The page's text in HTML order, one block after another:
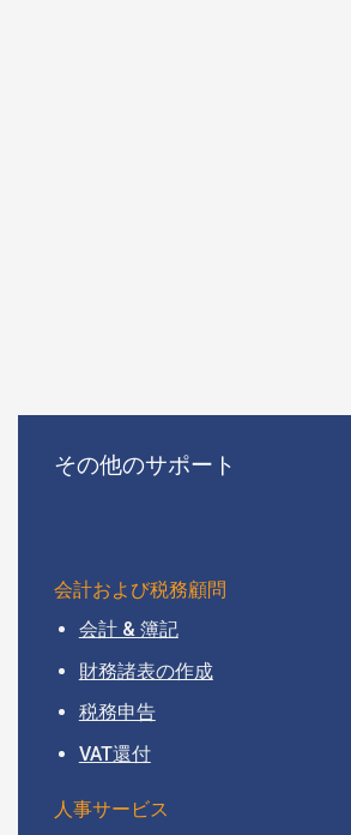
その他のサポート
会計および税務顧問
会計 & 簿記
財務諸表の作成
税務申告
VAT還付
人事サービス